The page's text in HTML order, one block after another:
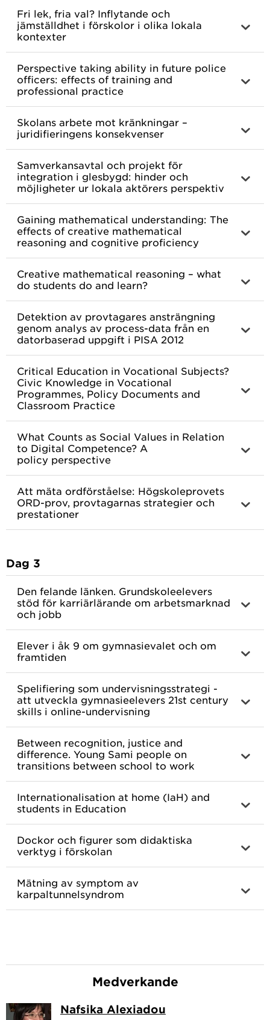
Fri lek, fria val? Inflytande och
jämställdhet i förskolor i olika lokala
kontexter
Perspective taking ability in future police
officers: effects of training and
professional practice
Skolans arbete mot kränkningar –
juridifieringens konsekvenser
Samverkansavtal och projekt för
integration i glesbygd: hinder och
möjligheter ur lokala aktörers perspektiv
Gaining mathematical understanding: The
effects of creative mathematical
reasoning and cognitive proficiency
Creative mathematical reasoning – what
do students do and learn?
Detektion av provtagares ansträngning
genom analys av process-data från en
datorbaserad uppgift i PISA 2012
Critical Education in Vocational Subjects?
Civic Knowledge in Vocational
Programmes, Policy Documents and
Classroom Practice
What Counts as Social Values in Relation
to Digital Competence? A
policy perspective
Att mäta ordförståelse: Högskoleprovets
ORD-prov, provtagarnas strategier och
prestationer
Dag 3
Den felande länken. Grundskoleelevers
stöd för karriärlärande om arbetsmarknad
och jobb
Elever i åk 9 om gymnasievalet och om
framtiden
Spelifiering som undervisningsstrategi -
att utveckla gymnasieelevers 21st century
skills i online-undervisning
Between recognition, justice and
difference. Young Sami people on
transitions between school to work
Internationalisation at home (IaH) and
students in Education
Dockor och figurer som didaktiska
verktyg i förskolan
Mätning av symptom av
karpaltunnelsyndrom
Medverkande
Nafsika Alexiadou